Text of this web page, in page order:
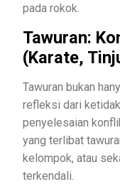
pada rokok.
Tawuran:
(Karate,
Tawuran bukan
refleksi dari
penyelesaian
yang terlibat
kelompok, atau
terkendali.